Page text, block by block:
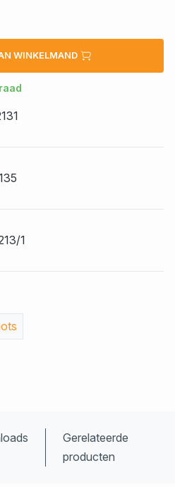
WINKELMAND
1
Gerelateerde
producten